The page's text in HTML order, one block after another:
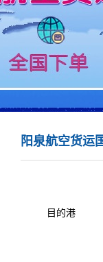
阳泉航空货运
目的港